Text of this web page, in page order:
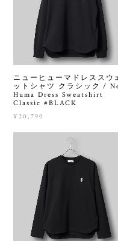
ニューヒューマドレススウ
ットシャツ クラシック /
Huma Dress Sweatshirt
Classic #BLACK
¥20,790